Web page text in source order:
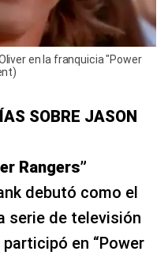
en la franquicia "Power
SOBRE JASON
Rangers”
debutó como el
serie de televisión
participó en “Power